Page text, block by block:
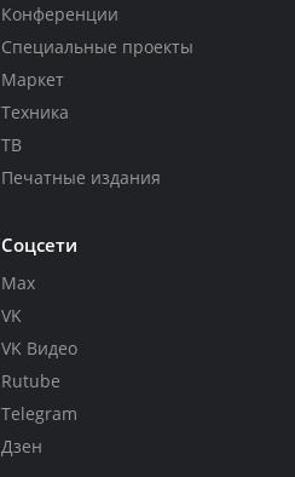
Конференции
Специальные проекты
Маркет
Техника
ТВ
Печатные издания
Соцсети
Max
VK
VK Видео
Rutube
Telegram
Дзен